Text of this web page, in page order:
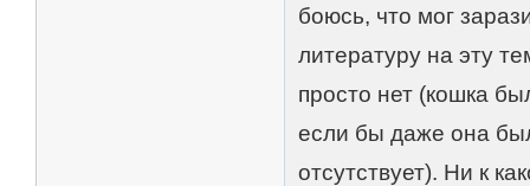
боюсь, что мог
литературу на эту
просто нет (кошка
если бы даже она
отсутствует). Ни к